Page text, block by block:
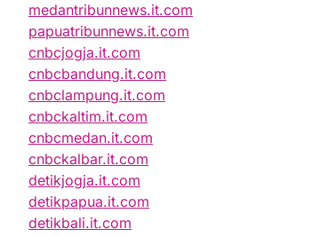
medantribunnews.it.com
papuatribunnews.it.com
cnbcjogja.it.com
cnbcbandung.it.com
cnbclampung.it.com
cnbckaltim.it.com
cnbcmedan.it.com
cnbckalbar.it.com
detikjogja.it.com
detikpapua.it.com
detikbali.it.com